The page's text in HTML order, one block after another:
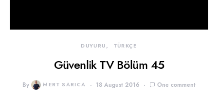
DUYURU TÜRKÇE
Güvenlik TV Bölüm 45
By MERT SARICA 18 August 2016 One comment